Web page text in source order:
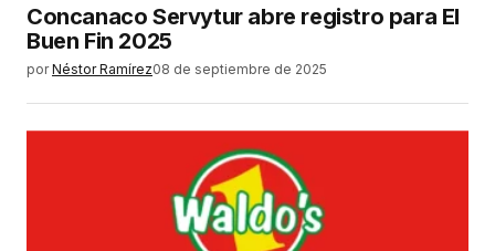
Concanaco Servytur abre registro para El
Buen Fin 2025
por Néstor Ramírez08 de septiembre de 2025